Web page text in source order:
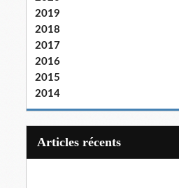
2019
2018
2017
2016
2015
2014
articles récents